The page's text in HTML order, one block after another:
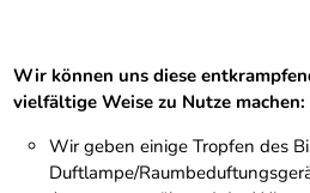
Wir können uns diese
vielfältige Weise zu Nutze machen:
Wir geben einige Tropfen des
Duftlampe/